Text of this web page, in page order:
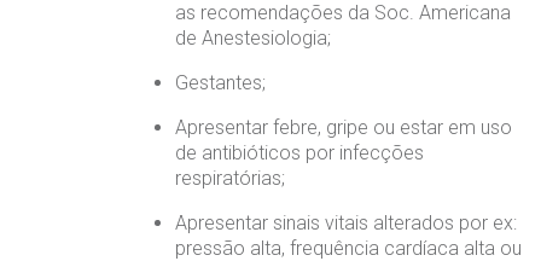
as recomendações da Soc. Americana
de Anestesiologia;
Gestantes;
Apresentar febre, gripe ou estar em uso
de antibióticos por infecções
respiratórias;
Apresentar sinais vitais alterados por ex:
pressão alta, frequência cardíaca alta ou